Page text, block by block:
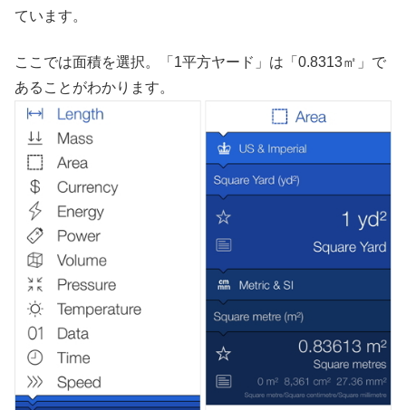
ています。
ここでは面積を選択。「1平方ヤード」は「0.8313㎡」で
あることがわかります。